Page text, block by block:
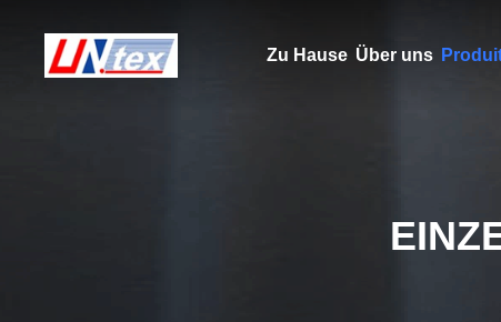
Zu Hause Über uns